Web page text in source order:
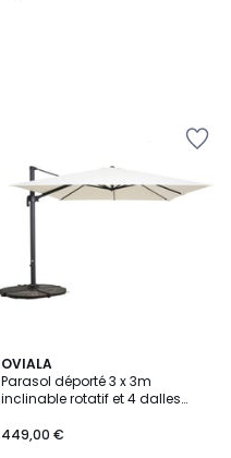
OVIALA
Parasol déporté 3 x 3m
inclinable rotatif et 4 dalles
449,00 €
3
/
5
3
Couleurs